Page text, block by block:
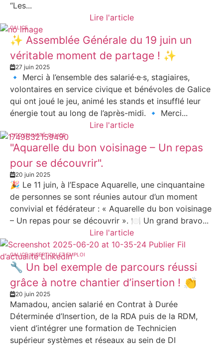
“Les...
Lire l'article
GALICE
✨ Assemblée Générale du 19 juin un
véritable moment de partage ! ✨
27 juin 2025
🔹 Merci à l’ensemble des salarié·e·s, stagiaires,
volontaires en service civique et bénévoles de Galice
qui ont joué le jeu, animé les stands et insufflé leur
énergie tout au long de l’après-midi. 🔹 Merci...
Lire l'article
CITOYENNETÉ GALICE
"Aquarelle du bon voisinage – Un repas
pour se découvrir".
20 juin 2025
🎉 Le 11 juin, à l’Espace Aquarelle, une cinquantaine
de personnes se sont réunies autour d’un moment
convivial et fédérateur : « Aquarelle du bon voisinage
– Un repas pour se découvrir ». 🍽️ Un grand bravo...
Lire l'article
GALICE INSERTION ET EMPLOI
🔧 Un bel exemple de parcours réussi
grâce à notre chantier d’insertion ! 👏
20 juin 2025
Mamadou, ancien salarié en Contrat à Durée
Déterminée d’Insertion, de la RDA puis de la RDM,
vient d’intégrer une formation de Technicien
supérieur systèmes et réseaux au sein de DI